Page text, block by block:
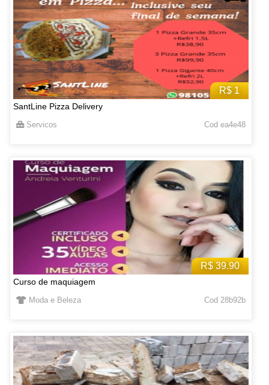
R$ 1
SantLine Pizza Delivery
Servicos Cod ea4e48
R$ 39.90
Curso de maquiagem
Moda e Beleza Cod 28b92b